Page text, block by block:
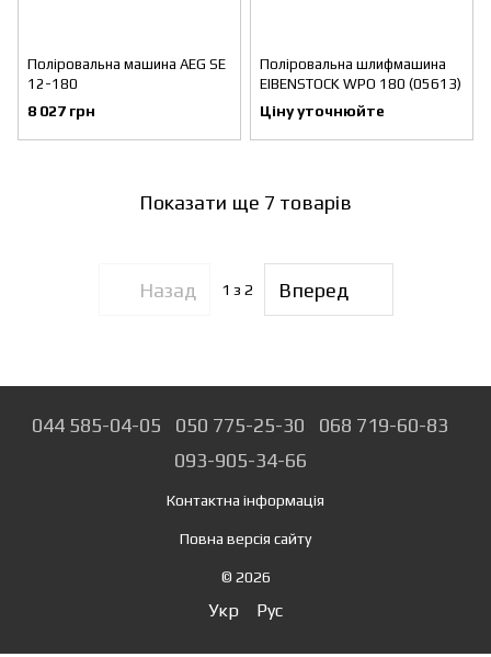
Поліровальна машина AEG SE
12-180
8 027 грн
Поліровальна шлифмашина
EIBENSTOCK WPО 180 (05613)
Ціну уточнюйте
Показати ще 7 товарів
Назад 1 з 2 Вперед
044 585-04-05 050 775-25-30
068 719-60-83
093-905-34-66
Контактна інформація
Повна версія сайту
© 2026
Укр Рус